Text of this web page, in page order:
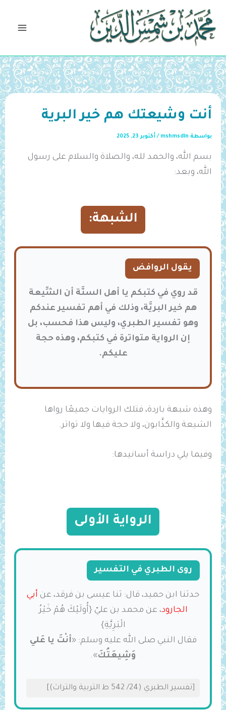
تخطي
المحتوى
أنت وشيعتك هم خير البرية
بواسطة mshmsdin
/أكتوبر 23, 2025
بسم الله، والحمد لله، والصلاة والسلام على رسول
الله، وبعد:
الشبهة:
يقول الروافض
قد روي في كتبكم يا أهل السنَّة أن الشِّيعة
هم خير البريَّة، وذلك في أهم تفسير عندكم
وهو تفسير الطبري، وليس هذا فحسب، بل
إن الرواية متواترة في كتبكم، وهذه حجة
عليكم.
وهذه شبهة باردة، فتلك الروايات جميعًا رواها
الشيعة والكذَّابون، ولا حجة فيها ولا تواتر.
وفيما يلي دراسة أسانيدها:
الرواية الأولى
روى الطبري في التفسير
حدثنا ابن حميد، قال: ثنا عيسى بن فرقد، عن أبي
الجارود، عن محمد بن عليّ {أُولَئِكَ هُمْ ‌خَيْرُ
‌الْبَرِيَّةِ}
فقال النبي صلى الله عليه وسلم: «أنْتَ يا عَلي
‌وَشِيعَتُكَ».
[تفسير الطبري (24/ 542 ط التربية والتراث)]